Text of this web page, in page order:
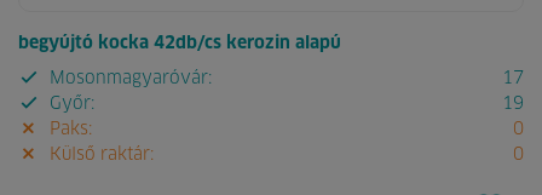
begyújtó kocka 42db/cs kerozin alapú
Mosonmagyaróvár:
17
Győr:
19
Paks:
0
Külső raktár:
0